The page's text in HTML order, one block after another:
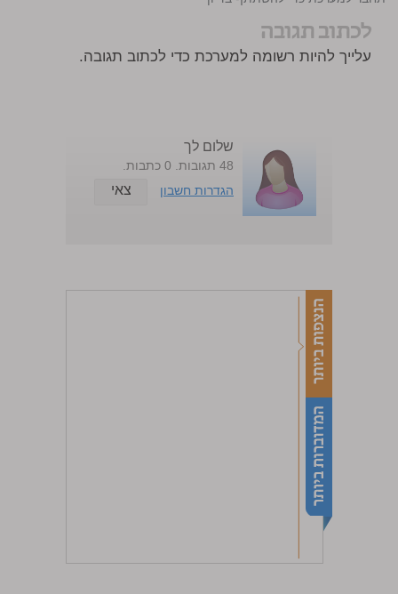
לכתוב תגובה
עלייך להיות רשומה למערכת כדי לכתוב תגובה.
שלום לך
48 תגובות. 0 כתבות.
הגדרות חשבון
צאי